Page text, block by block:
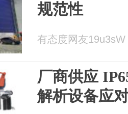
规范性
有态度网友
厂商供应
解析设备应